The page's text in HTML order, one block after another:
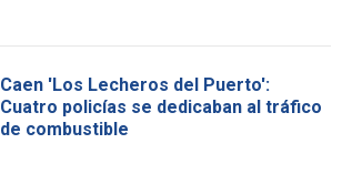
Caen 'Los Lecheros del Puerto':
Cuatro policías se dedicaban al tráfico
de combustible